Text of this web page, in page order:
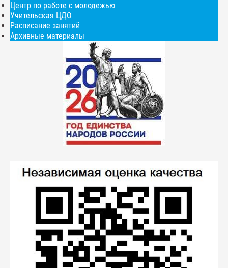
Центр по работе с молодежью
Учительская ЦДО
Расписание занятий
Архивные материалы